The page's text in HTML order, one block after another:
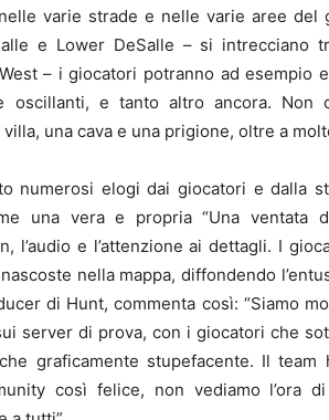
varie strade e nelle varie aree del
e Lower DeSalle – si intrecciano
– i giocatori potranno ad esempio
oscillanti, e tanto altro ancora.
una cava e una prigione, oltre a
numerosi elogi dai giocatori e dalla
una vera e propria “Una ventata
l’audio e l’attenzione ai dettagli. I
nella mappa, diffondendo
di Hunt, commenta così: “Siamo
server di prova, con i giocatori che
graficamente stupefacente. Il team
così felice, non vediamo l’ora